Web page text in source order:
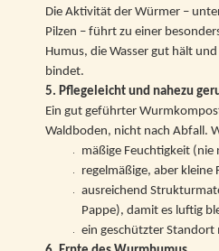
Die Aktivität der Würmer –
Pilzen – führt zu einer
Humus, die Wasser gut hält
bindet.
5. Pflegeleicht und nahezu
Ein gut geführter
Waldboden, nicht nach Abfall.
mäßige Feuchtigkeit (nie
regelmäßige, aber kleine
ausreichend
Pappe), damit es luftig
ein geschützter Standort